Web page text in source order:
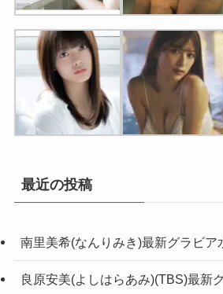
最近の投稿
南里美希(なんりみき)最新グラビア
良原安美(よしはらあみ)(TBS)最新